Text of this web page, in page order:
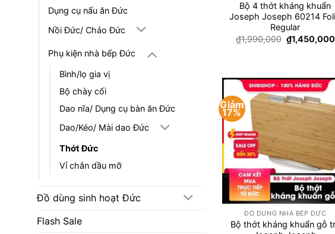
Dụng cụ nấu ăn Đức
Nồi Đức/ Chảo Đức
Phụ kiện nhà bếp Đức
Bình/lọ gia vị
Bộ chày cối
Dao nĩa/ Dụng cụ bàn ăn Đức
Dao/Kéo/ Mài dao Đức
Thớt Đức
Vỉ chắn dầu mỡ
Đồ dùng sinh hoạt Đức
Flash Sale
Bộ 4 thớt kháng khuẩn
Joseph Joseph 60214
Regular
₫1,990,000 Giá
gốc
₫1,450,000
Giảm
17%
Add
+
ĐỒ DÙNG NHÀ BẾP ĐỨC
Bộ thớt kháng khuẩn gỗ